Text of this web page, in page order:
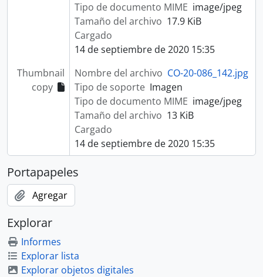
Tipo de documento MIME image/jpeg
Tamaño del archivo 17.9 KiB
Cargado
14 de septiembre de 2020 15:35
Thumbnail
copy
Nombre del archivo CO-20-086_142.jpg
Tipo de soporte Imagen
Tipo de documento MIME image/jpeg
Tamaño del archivo 13 KiB
Cargado
14 de septiembre de 2020 15:35
Portapapeles
Agregar
Explorar
Informes
Explorar lista
Explorar objetos digitales